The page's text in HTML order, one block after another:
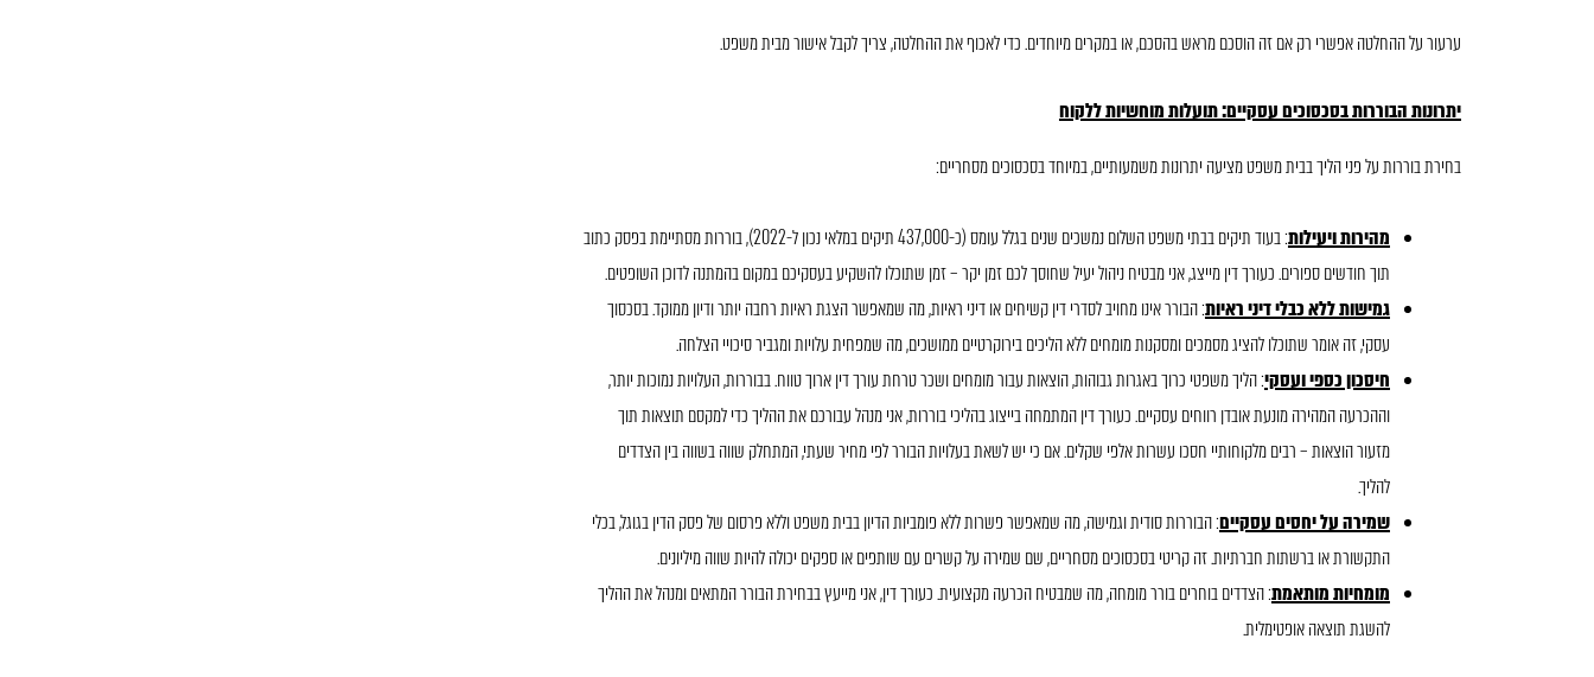
ערעור על ההחלטה אפשרי רק אם זה הוסכם מראש בהסכם, או במקרים מיוחדים. כדי לאכוף את ההחלטה, צריך לקבל אישור מבית משפט.
יתרונות הבוררות בסכסוכים עסקיים: תועלות מוחשיות ללקוח
בחירת בוררות על פני הליך בבית משפט מציעה יתרונות משמעותיים, במיוחד בסכסוכים מסחריים:
מהירות ויעילות
: בעוד תיקים בבתי משפט השלום נמשכים שנים בגלל עומס (כ-437,000 תיקים במלאי נכון ל-2022), בוררות מסתיימת בפסק כתוב
תוך חודשים ספורים. כעורך דין מייצג, אני מבטיח ניהול יעיל שחוסך לכם זמן יקר – זמן שתוכלו להשקיע בעסקיכם במקום בהמתנה לדוכן השופטים.
גמישות ללא כבלי דיני ראיות: הבורר אינו מחויב לסדרי דין קשיחים או דיני ראיות, מה שמאפשר הצגת ראיות רחבה יותר ודיון ממוקד. בסכסוך
עסקי, זה אומר שתוכלו להציג מסמכים ומסקנות מומחים ללא הליכים בירוקרטיים ממושכים, מה שמפחית עלויות ומגביר סיכויי הצלחה.
חיסכון כספי ועסקי: הליך משפטי כרוך באגרות גבוהות, הוצאות עבור מומחים ושכר טרחת עורך דין ארוך טווח. בבוררות, העלויות נמוכות יותר,
וההכרעה המהירה מונעת אובדן רווחים עסקיים. כעורך דין המתמחה בייצוג בהליכי בוררות, אני מנהל עבורכם את ההליך כדי למקסם תוצאות תוך
מזעור הוצאות – רבים מלקוחותיי חסכו עשרות אלפי שקלים. אם כי יש לשאת בעלויות הבורר לפי מחיר שעתי, המתחלק שווה בשווה בין הצדדים
להליך.
שמירה על יחסים עסקיים: הבוררות סודית וגמישה, מה שמאפשר פשרות ללא פומביות הדיון בבית משפט וללא פרסום של פסק הדין בגוגל, בכלי
התקשורת או ברשתות חברתיות. זה קריטי בסכסוכים מסחריים, שם שמירה על קשרים עם שותפים או ספקים יכולה להיות שווה מיליונים.
מומחיות מותאמת: הצדדים בוחרים בורר מומחה, מה שמבטיח הכרעה מקצועית. כעורך דין, אני מייעץ בבחירת הבורר המתאים ומנהל את ההליך
להשגת תוצאה אופטימלית.